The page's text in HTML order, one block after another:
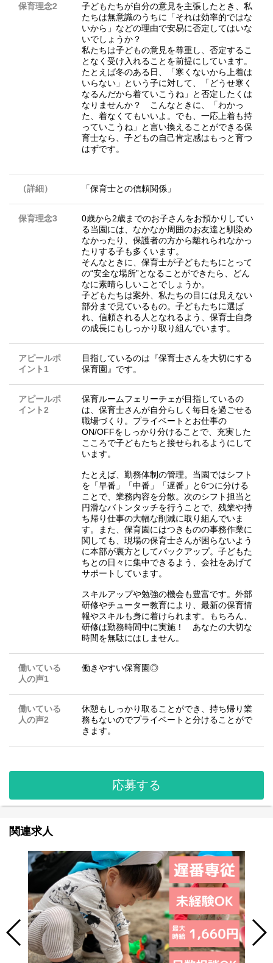
保育理念2
子どもたちが自分の意見を主張したとき、私
たちは無意識のうちに「それは効率的ではな
いから」などの理由で安易に否定してはいな
いでしょうか？
私たちは子どもの意見を尊重し、否定するこ
となく受け入れることを前提にしています。
たとえば冬のある日、「寒くないから上着は
いらない」という子に対して、「どうせ寒く
なるんだから着ていこうね」と否定したくは
なりませんか？ こんなときに、「わかっ
た、着なくてもいいよ。でも、一応上着も持
っていこうね」と言い換えることができる保
育士なら、子どもの自己肯定感はもっと育つ
はずです。
（詳細） 「保育士との信頼関係」
保育理念3
0歳から2歳までのお子さんをお預かりしてい
る当園には、なかなか周囲のお友達と馴染め
なかったり、保護者の方から離れられなかっ
たりする子も多くいます。
そんなときに、保育士が子どもたちにとって
の“安全な場所”となることができたら、どん
なに素晴らしいことでしょうか。
子どもたちは案外、私たちの目には見えない
部分まで見ているもの。子どもたちに選ば
れ、信頼される人となれるよう、保育士自身
の成長にもしっかり取り組んでいます。
アピールポ
イント1
目指しているのは『保育士さんを大切にする
保育園』です。
アピールポ
イント2
保育ルームフェリーチェが目指しているの
は、保育士さんが自分らしく毎日を過ごせる
職場づくり。プライベートとお仕事の
ON/OFFをしっかり分けることで、充実した
こころで子どもたちと接せられるようにして
います。
たとえば、勤務体制の管理。当園ではシフト
を「早番」「中番」「遅番」と6つに分ける
ことで、業務内容を分散。次のシフト担当と
円滑なバトンタッチを行うことで、残業や持
ち帰り仕事の大幅な削減に取り組んでいま
す。また、保育園にはつきものの事務作業に
関しても、現場の保育士さんが困らないよう
に本部が裏方としてバックアップ。子どもた
ちとの日々に集中できるよう、会社をあげて
サポートしています。
スキルアップや勉強の機会も豊富です。外部
研修やチューター教育により、最新の保育情
報やスキルも身に着けられます。もちろん、
研修は勤務時間中に実施！ あなたの大切な
時間を無駄にはしません。
働いている
人の声1
働きやすい保育園◎
働いている
人の声2
休憩もしっかり取ることができ、持ち帰り業
務もないのでプライベートと分けることがで
きます。
応募する
関連求人